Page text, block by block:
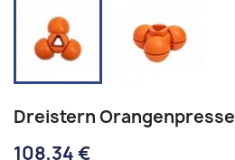
Dreistern Orangenpresse
108,34 €